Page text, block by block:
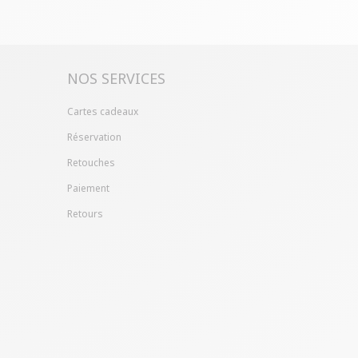
NOS SERVICES
Cartes cadeaux
Réservation
Retouches
Paiement
Retours